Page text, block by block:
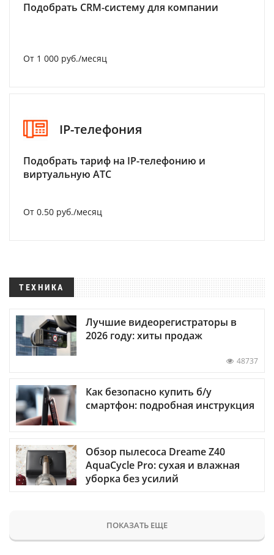
Подобрать CRM-систему для компании
От 1 000 руб./месяц
IP-телефония
Подобрать тариф на IP-телефонию и
виртуальную АТС
От 0.50 руб./месяц
ТЕХНИКА
Лучшие видеорегистраторы в
2026 году: хиты продаж
48737
Как безопасно купить б/у
смартфон: подробная инструкция
Обзор пылесоса Dreame Z40
AquaCycle Pro: сухая и влажная
уборка без усилий
ПОКАЗАТЬ ЕЩЕ